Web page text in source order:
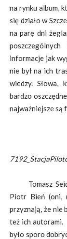
na rynku album,
się działo w
na parę dni
informacje jak
nie był na ich
wiedzy. Słowa,
bardzo
najważniejsze są
Tomasz
Piotr Bień (oni,
przyznają, że nie
też ich autorami.
było sporo